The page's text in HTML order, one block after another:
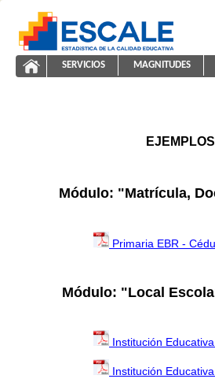
ESCALE - Unidad de
ayuda2011
NAVEGACIÓN
SERVICIOS MAGNITUDES
Módulo: "Matrícula,
Primaria EBR -
Módulo: "Local
Institución
Institución